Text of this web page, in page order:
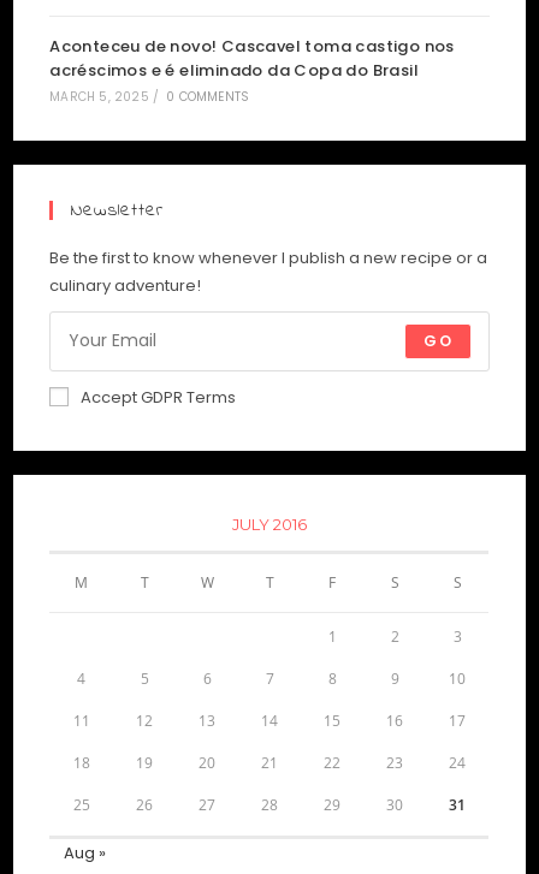
Aconteceu de novo! Cascavel toma castigo nos
acréscimos e é eliminado da Copa do Brasil
MARCH 5, 2025 / 0 COMMENTS
Newsletter
Be the first to know whenever I publish a new recipe or a
culinary adventure!
GO
Accept GDPR Terms
JULY 2016
M T W T F S S
1 2 3
4 5 6 7 8 9 10
11 12 13 14 15 16 17
18 19 20 21 22 23 24
25 26 27 28 29 30 31
Aug »